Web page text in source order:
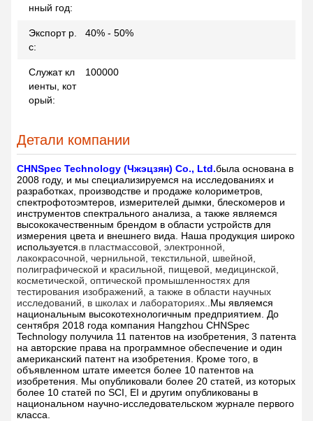
нный год:
Экспорт p.
c:
40% - 50%
Служат кл
иенты, кот
орый:
100000
Детали компании
CHNSpec Technology (Чжэцзян) Co., Ltd.была основана в
2008 году, и мы специализируемся на исследованиях и
разработках, производстве и продаже колориметров,
спектрофотоэмтеров, измерителей дымки, блескомеров и
инструментов спектрального анализа, а также являемся
высококачественным брендом в области устройств для
измерения цвета и внешнего вида. Наша продукция широко
используется. в пластмассовой, электронной,
лакокрасочной, чернильной, текстильной, швейной,
полиграфической и красильной, пищевой, медицинской,
косметической, оптической промышленностях для
тестирования изображений, а также в области научных
исследований, в школах и лабораториях. .Мы являемся
национальным высокотехнологичным предприятием. До
сентября 2018 года компания Hangzhou CHNSpec
Technology получила 11 патентов на изобретения, 3 патента
на авторские права на программное обеспечение и один
американский патент на изобретения. Кроме того, в
объявленном штате имеется более 10 патентов на
изобретения. Мы опубликовали более 20 статей, из которых
более 10 статей по SCI, EI и другим опубликованы в
национальном научно-исследовательском журнале первого
класса.